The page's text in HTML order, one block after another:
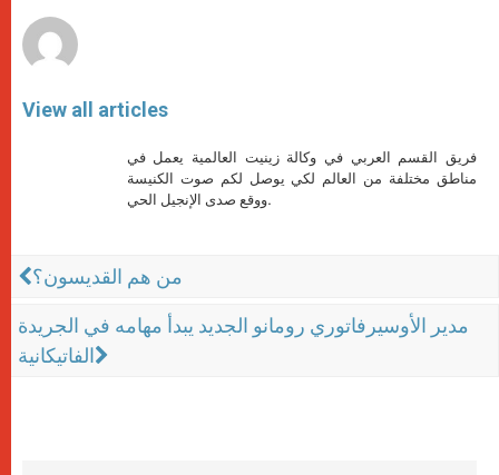
View all articles
فريق القسم العربي في وكالة زينيت العالمية يعمل في
مناطق مختلفة من العالم لكي يوصل لكم صوت الكنيسة
ووقع صدى الإنجيل الحي.
من هم القديسون؟
مدير الأوسيرفاتوري رومانو الجديد يبدأ مهامه في الجريدة
الفاتيكانية